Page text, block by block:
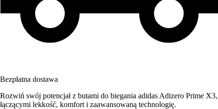
Bezpłatna dostawa
Rozwiń swój potencjał z butami do biegania adidas Adizero Prime X3,
łączącymi lekkość, komfort i zaawansowaną technologię.